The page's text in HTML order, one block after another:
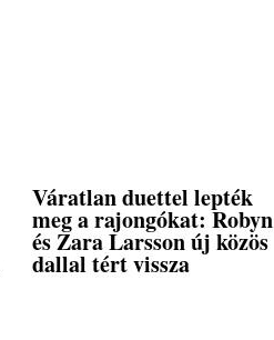
Váratlan duettel lepték
meg a rajongókat: Robyn
és Zara Larsson új közös
dallal tért vissza